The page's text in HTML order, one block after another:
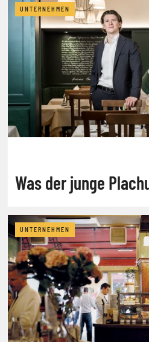
UNTERNEHMEN
Was der junge
UNTERNEHMEN